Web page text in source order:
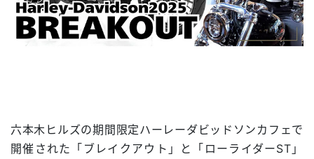
六本木ヒルズの期間限定ハーレーダビッドソンカフェで
開催された「ブレイクアウト」と「ローライダーST」